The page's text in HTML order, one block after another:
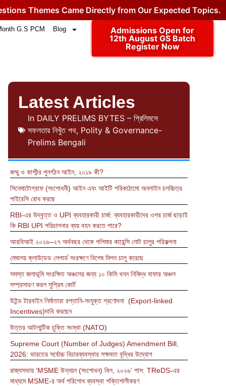
Came Directly from Our Expected Topics. Click
G.S PCM Blog
Admissions Open for
12th August GS Batch
Register Now
Latest Articles
In DAILY PRELIMS BYTES – প্রিলিমসে
সফলতার নিখুঁত পথ, Polity & Governance-
Prelims Bengali
জম্মু ও কাশ্মীর পুনর্গঠন আইন, ২০১৯ কী?
সিনেমাটোগ্রাফ (সংশোধনী) আইন এবং আইটি পরিকাঠামো অনলাইন চলচ্চিত্র
পাইরেসি রোধ করছে
RBI-এর উদ্বৃত্ত ও UPI ব্যবহারকারী চার্জ: ব্যবহারকারীদের ওপর চার্জ ছাড়াই
কি RBI UPI পরিচালনার ব্যয় বহন করতে পারে?
আরবিআই ২০২৬–২৭ অর্থবছর থেকে পলিমার কারেন্সি নোট চালুর পরিকল্পনা
মেঘালয় ক্লাউডেড লেপার্ড সংরক্ষণে বিশেষ মিশন চালু করেছে
সমস্ত জলাভূমি সংরক্ষিত অঞ্চলের জন্য ১০ কিমি খনন নিষিদ্ধ বাফার অঞ্চল
সম্প্রসারণ করল সুপ্রিম কোর্ট
উইন্ড টারবাইন নির্মাতারা রপ্তানি-সংযুক্ত প্রণোদনা (Export-linked
Incentives)দাবি করছেন
উত্তর আটলান্টিক চুক্তি সংস্থা (NATO)
Supreme Court (Number of Judges) Amendment Bill,
2026: ভারতের সর্বোচ্চ বিচারব্যবস্থার সক্ষমতা বৃদ্ধির উদ্যোগ
রাজ্যসভায় ‘MSME উন্নয়ন (সংশোধন) বিল, ২০২৬’ পাস: TReDS-এর
মাধ্যমে MSME-র অর্থ পরিশোধ ব্যবস্থা শক্তিশালীকরণ